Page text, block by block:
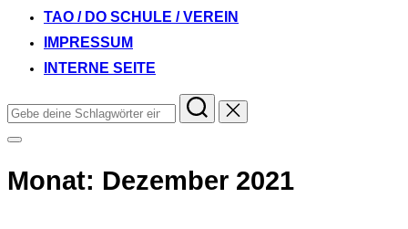
TAO / DO SCHULE / VEREIN
IMPRESSUM
INTERNE SEITE
Suchen
nach:
Seitenleiste
Navigation
umschalten
Monat: Dezember 2021